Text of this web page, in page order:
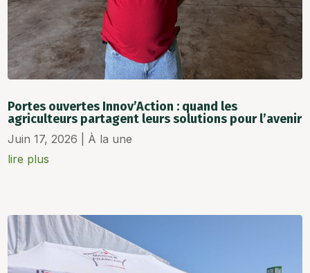
Portes ouvertes Innov’Action : quand les
agriculteurs partagent leurs solutions pour l’avenir
Juin 17, 2026
À la une
lire plus